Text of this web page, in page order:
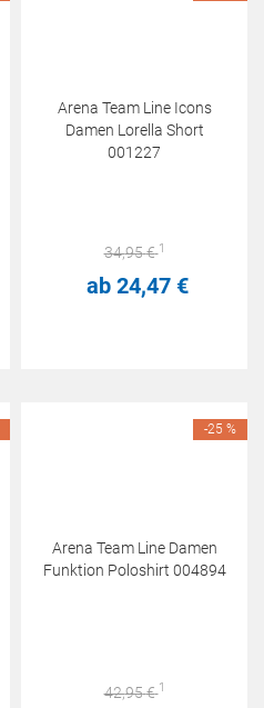
Arena Team Line Icons
Damen Lorella Short
001227
34,95€ 1
ab 24,47 €
Arena Team Line Damen
Funktion Poloshirt 004894
42,95€ 1
-25 %